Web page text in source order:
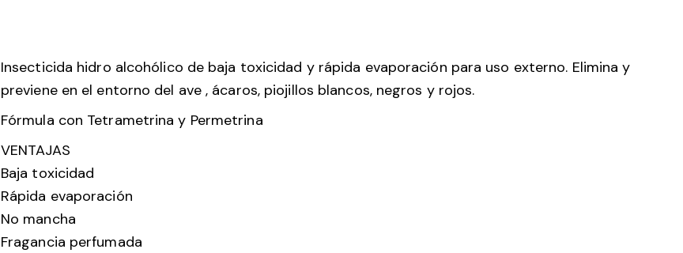
Insecticida hidro alcohólico de baja toxicidad y rápida evaporación para uso externo. Elimina y
previene en el entorno del ave , ácaros, piojillos blancos, negros y rojos.
Fórmula con Tetrametrina y Permetrina
VENTAJAS
Baja toxicidad
Rápida evaporación
No mancha
Fragancia perfumada